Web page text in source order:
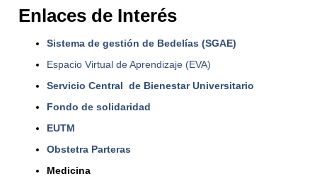
Enlaces de Interés
Sistema de gestión de Bedelías (SGAE)
Espacio Virtual de Aprendizaje (EVA)
Servicio Central de Bienestar Universitario
Fondo de solidaridad
EUTM
Obstetra Parteras
Medicina